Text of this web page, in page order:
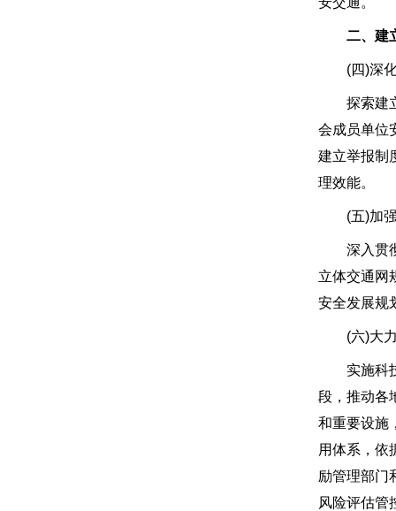
二、建
(四)深化
探索建立
会成员单位
建立举报制
理效能。
(五)加强
深入贯彻
立体交通网
安全发展规
(六)大力
实施科技
段，推动各
和重要设施
用体系，依
励管理部门
风险评估管